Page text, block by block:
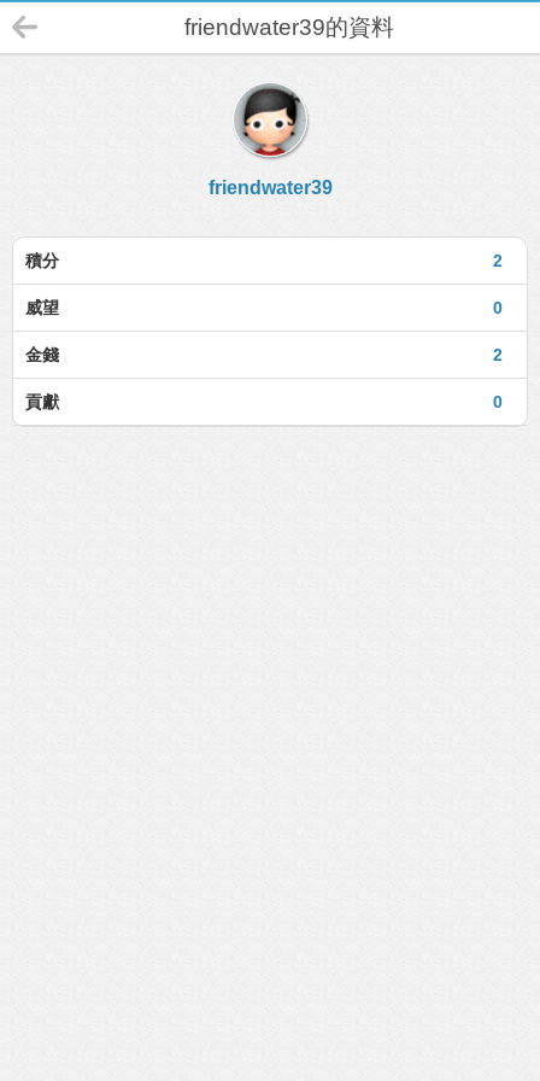
friendwater39的資料
friendwater39
2
積分
0
威望
2
金錢
0
貢獻